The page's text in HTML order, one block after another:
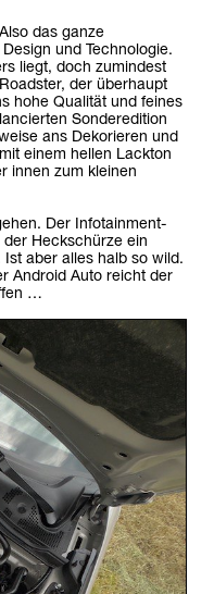
das ganze
und Technologie.
liegt, doch zumindest
der überhaupt
hohe Qualität und feines
Sonderedition
ans Dekorieren und
einem hellen Lackton
innen zum kleinen
Der Infotainment-
Heckschürze ein
aber alles halb so wild.
Android Auto reicht der
…